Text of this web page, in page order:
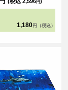
円
1,180 円（税込）